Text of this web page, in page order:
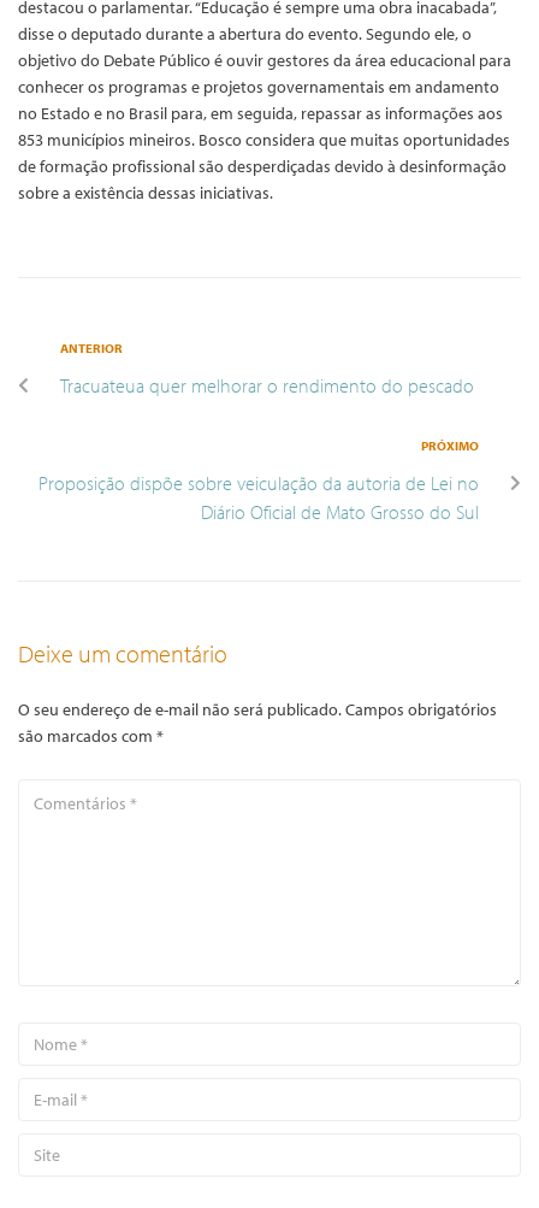
destacou o parlamentar. “Educação é sempre uma obra inacabada”,
disse o deputado durante a abertura do evento. Segundo ele, o
objetivo do Debate Público é ouvir gestores da área educacional para
conhecer os programas e projetos governamentais em andamento
no Estado e no Brasil para, em seguida, repassar as informações aos
853 municípios mineiros. Bosco considera que muitas oportunidades
de formação profissional são desperdiçadas devido à desinformação
sobre a existência dessas iniciativas.
ANTERIOR
Tracuateua quer melhorar o rendimento do pescado
PRÓXIMO
Proposição dispõe sobre veiculação da autoria de Lei no
Diário Oficial de Mato Grosso do Sul
Deixe um comentário
O seu endereço de e-mail não será publicado.Campos obrigatórios
são marcados com *